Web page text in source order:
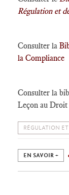
Régulation et
Consulter la
la Compliance
Consulter la
Leçon au Droit
RÉGULATION
EN SAVOIR +